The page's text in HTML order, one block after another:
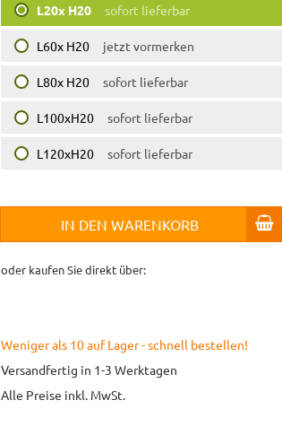
L20x H20 sofort lieferbar
L60x H20 jetzt vormerken
L80x H20 sofort lieferbar
L100xH20 sofort lieferbar
L120xH20 sofort lieferbar
IN DEN WARENKORB
oder kaufen Sie direkt über:
Weniger als 10 auf Lager - schnell bestellen!
Versandfertig in 1-3 Werktagen
Alle Preise inkl. MwSt.